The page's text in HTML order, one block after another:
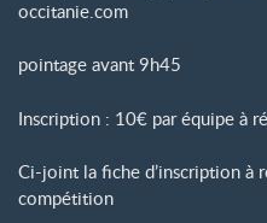
occitanie.com
pointage avant 9h45
Inscription : 10€ par équipe à
Ci-joint la fiche d’inscription à
compétition